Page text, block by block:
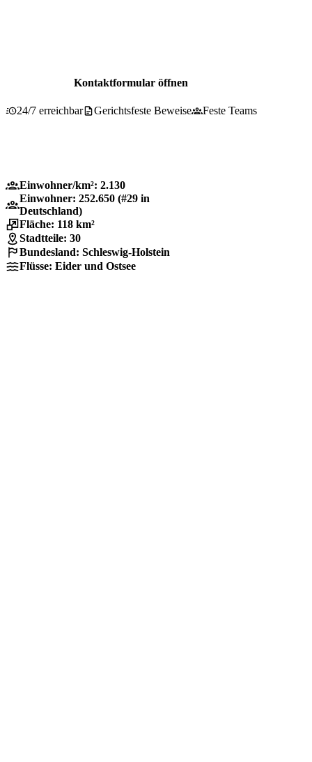
Kontaktformular öffnen
24/7 erreichbar Gerichtsfeste Beweise Feste Teams
Einwohner/km²: 2.130
Einwohner: 252.650 (#29 in
Deutschland)
Fläche: 118 km²
Stadtteile: 30
Bundesland: Schleswig-Holstein
Flüsse: Eider und Ostsee